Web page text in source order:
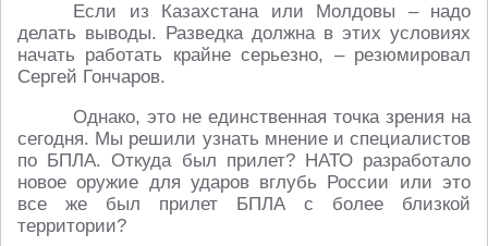
Если из Казахстана или Молдовы – надо
делать выводы. Разведка должна в этих условиях
начать работать крайне серьезно, – резюмировал
Сергей Гончаров.
Однако, это не единственная точка зрения на
сегодня. Мы решили узнать мнение и специалистов
по БПЛА. Откуда был прилет? НАТО разработало
новое оружие для ударов вглубь России или это
все же был прилет БПЛА с более близкой
территории?